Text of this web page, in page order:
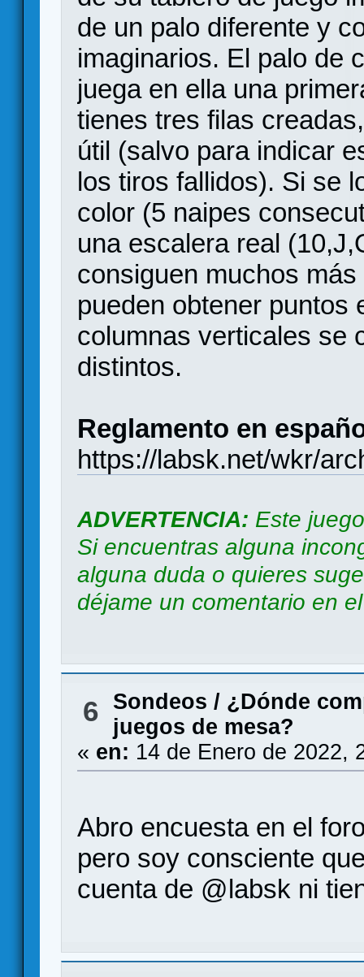
de un palo diferente y
imaginarios. El palo de
juega en ella una
tienes tres filas
útil (salvo para indicar
los tiros fallidos). Si se
color (5 naipes
una escalera real
consiguen muchos
pueden obtener puntos
columnas verticales se
distintos.
Reglamento en
https://labsk.net/wkr/
ADVERTENCIA: Este
Si encuentras alguna
alguna duda o quieres
déjame un comentario en
6 Sondeos / ¿Dónde
juegos de mesa?
« en: 14 de Enero de 2022,
Abro encuesta en el
pero soy consciente
cuenta de @labsk ni